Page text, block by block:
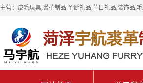
主营：皮毛玩具,裘革制品,圣诞礼品,节日礼品,装饰品,